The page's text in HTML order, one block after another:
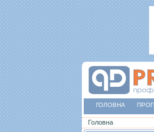
ГОЛОВНА
Ви є тут
Головна